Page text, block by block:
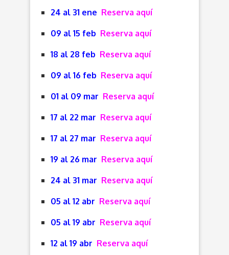
24 al 31 ene Reserva aquí
09 al 15 feb Reserva aquí
18 al 28 feb Reserva aquí
09 al 16 feb Reserva aquí
01 al 09 mar Reserva aquí
17 al 22 mar Reserva aquí
17 al 27 mar Reserva aquí
19 al 26 mar Reserva aquí
24 al 31 mar Reserva aquí
05 al 12 abr Reserva aquí
05 al 19 abr Reserva aquí
12 al 19 abr Reserva aquí